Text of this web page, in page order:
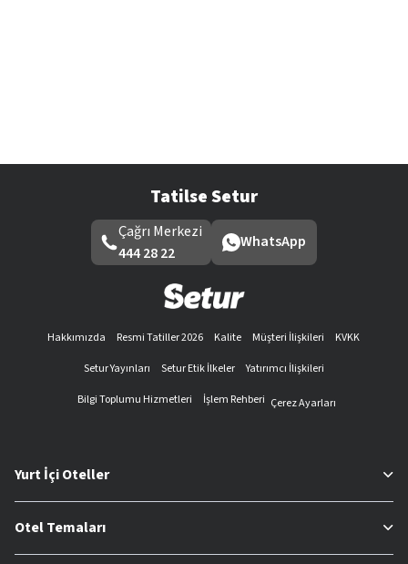
Tatilse Setur
Çağrı Merkezi
444 28 22
WhatsApp
Hakkımızda Resmi Tatiller 2026 Kalite Müşteri İlişkileri
KVKK
Setur Yayınları
Setur Etik İlkeler
Yatırımcı İlişkileri
Bilgi Toplumu Hizmetleri
İşlem Rehberi Çerez Ayarları
Yurt İçi Oteller
Otel Temaları